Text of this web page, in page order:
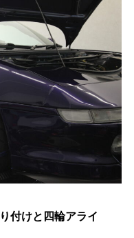
付けと四輪アライ